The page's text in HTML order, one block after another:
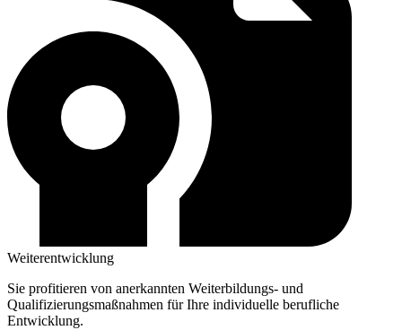
Weiterentwicklung
Sie profitieren von anerkannten Weiterbildungs- und
Qualifizierungsmaßnahmen für Ihre individuelle berufliche
Entwicklung.